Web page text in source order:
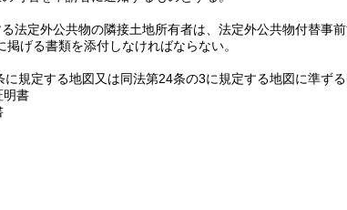
法定外公共物の隣接土地所有者は、法定外公共物付替事
掲げる書類を添付しなければならない。
規定する地図又は同法第24条の3に規定する地図に準ず
明書